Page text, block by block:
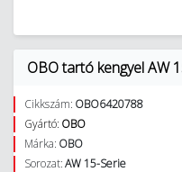
OBO tartó kengyel AW
Cikkszám: OBO6420788
Gyártó: OBO
Márka: OBO
Sorozat:AW 15-Serie